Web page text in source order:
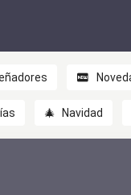
🎄 Navidad